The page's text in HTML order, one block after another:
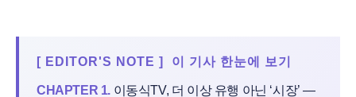
[ EDITOR'S NOTE ] 이 기사 한눈에 보기
CHAPTER 1. 이동식TV, 더 이상 유행 아닌 ‘시장’ —